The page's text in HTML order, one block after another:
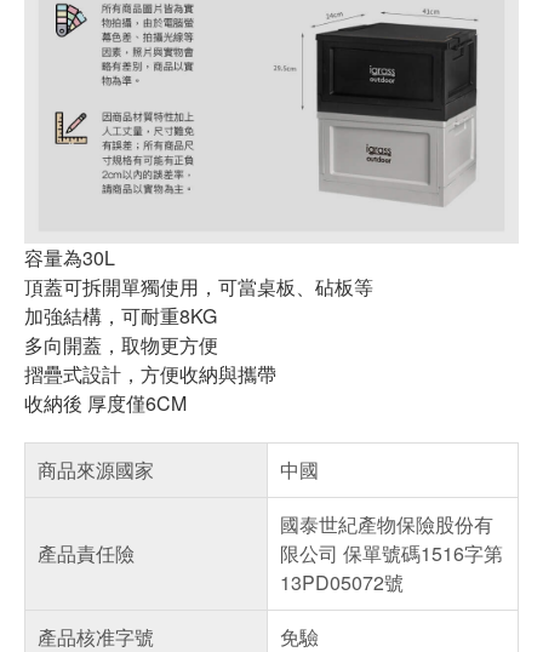
容量為30L
頂蓋可拆開單獨使用，可當桌板、砧板等
加強結構，可耐重8KG
多向開蓋，取物更方便
摺疊式設計，方便收納與攜帶
收納後 厚度僅6CM
商品來源國家 中國
產品責任險
國泰世紀產物保險股份有
限公司 保單號碼1516字第
13PD05072號
產品核准字號
免驗